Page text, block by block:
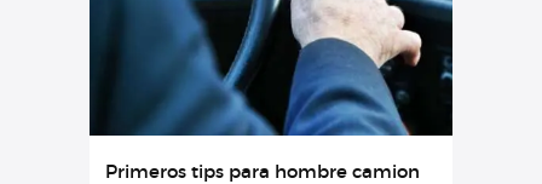
Primeros tips para hombre camion